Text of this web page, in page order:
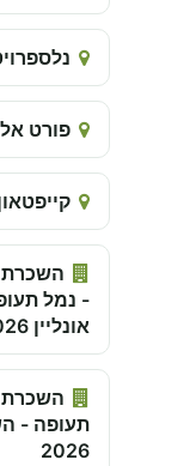
פורט
- נמל
אונליין 2026
תעופה -
2026